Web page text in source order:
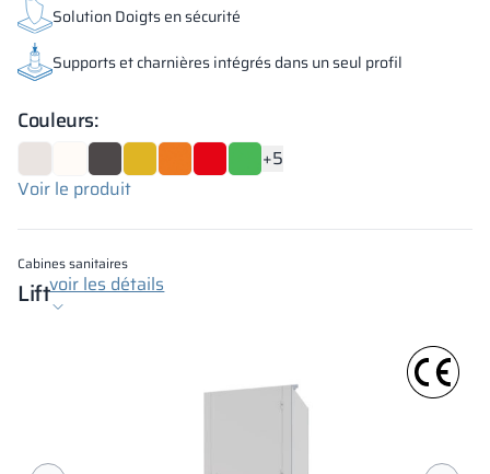
Solution Doigts en sécurité
Supports et charnières intégrés dans un seul profil
Couleurs:
+5
Voir le produit
Cabines sanitaires
Liftvoir les détails